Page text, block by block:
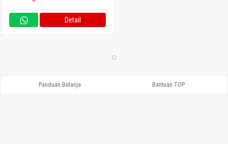
Detail
Panduan Belanja Bantuan TOP